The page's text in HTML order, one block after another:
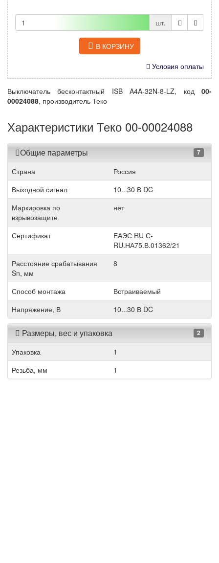
шт.
В КОРЗИНУ
Условия оплаты
Выключатель бесконтактный ISB A4A-32N-8-LZ, код 00-
00024088, производитель Теко
Характеристики Теко 00-00024088
Общие параметры 7
Страна
Россия
Выходной сигнал
10...30 В DC
Маркировка по
взрывозащите
нет
Сертификат
ЕАЭС RU С-
RU.НА75.В.01362/21
Расстояние срабатывания
Sn, мм
8
Способ монтажа
Встраиваемый
Напряжение, В
10...30 В DC
Размеры, вес и упаковка 2
Упаковка
1
Резьба, мм
1